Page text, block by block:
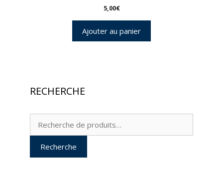
5,00€
Ajouter au panier
RECHERCHE
Recherche
Recherche